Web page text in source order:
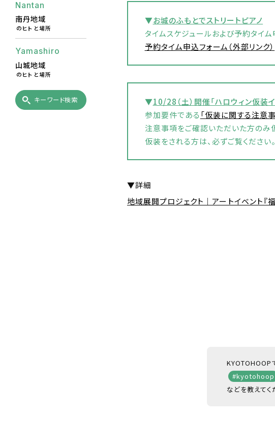
Nantan
南丹地域
のヒトと場所
Yamashiro
山城地域
のヒトと場所
キーワード検索
▼お城のふもとでストリートピアノ
タイムスケジュールおよび予約タイ
予約タイム申込フォーム（外部リンク）
▼10/28（土）開催「ハロウィン仮装
参加要件である 「仮装に関する注意事
注意事項をご確認いただいた方のみ
仮装をされる方は、必ずご覧ください。
▼詳細
地域展開プロジェクト｜アートイベント
KYOTOHOOP
#kyotohoop
などを教えてく